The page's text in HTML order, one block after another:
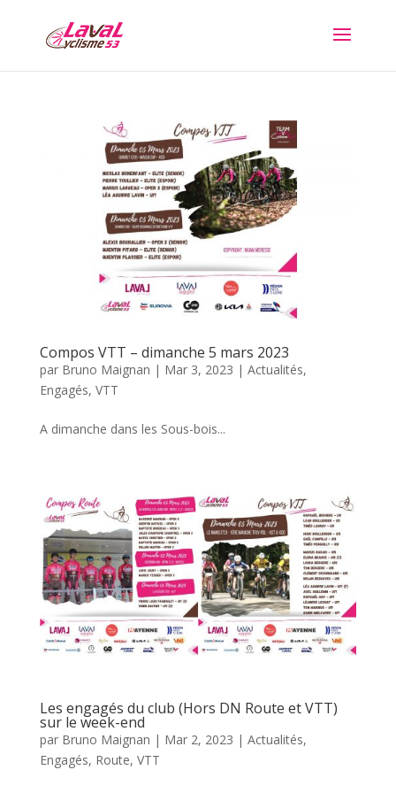
Compos VTT – dimanche 5 mars 2023
par Bruno Maignan | Mar 3, 2023 | Actualités,
Engagés, VTT
A dimanche dans les Sous-bois...
Les engagés du club (Hors DN Route et VTT)
sur le week-end
par Bruno Maignan | Mar 2, 2023 | Actualités,
Engagés, Route, VTT